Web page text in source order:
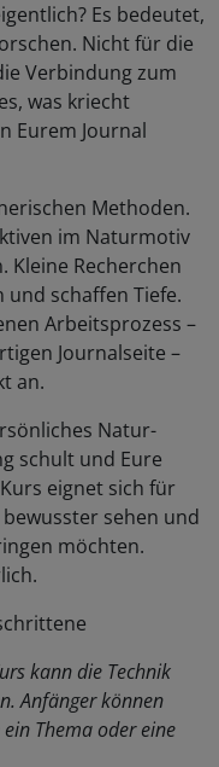
Es bedeutet,
Nicht für die
Verbindung zum
was kriecht
Eurem Journal
Methoden.
im Naturmotiv
Kleine Recherchen
und schaffen Tiefe.
Arbeitsprozess –
Journalseite –
an.
Natur-
schult und Eure
eignet sich für
sehen und
möchten.
kann die Technik
Anfänger können
Thema oder eine